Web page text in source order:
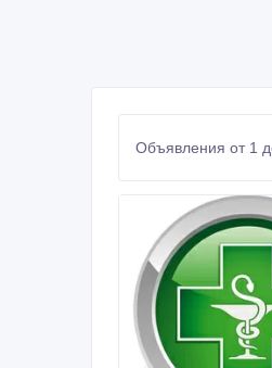
Объявления от 1